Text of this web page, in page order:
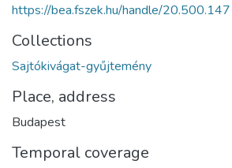
https://bea.fszek.hu/handle/
Collections
Sajtókivágat-gyűjtemény
Place, address
Budapest
Temporal coverage